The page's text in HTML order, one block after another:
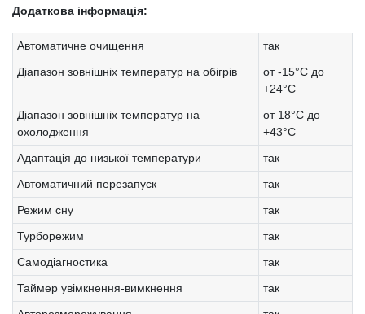
Додаткова інформація:
Автоматичне очищення
так
Діапазон зовнішніх температур на обігрів
от -15°C до
+24°C
Діапазон зовнішніх температур на
охолодження
от 18°С до
+43°С
Адаптація до низької температури
так
Автоматичний перезапуск
так
Режим сну
так
Турборежим
так
Самодіагностика
так
Таймер увімкнення-вимкнення
так